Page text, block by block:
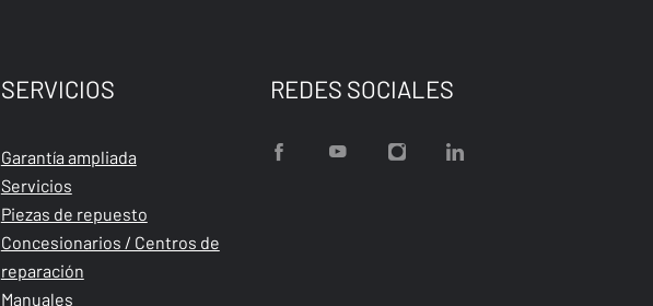
SERVICIOS
Garantía ampliada
Servicios
Piezas de repuesto
Concesionarios / Centros de
reparación
Manuales
REDES SOCIALES